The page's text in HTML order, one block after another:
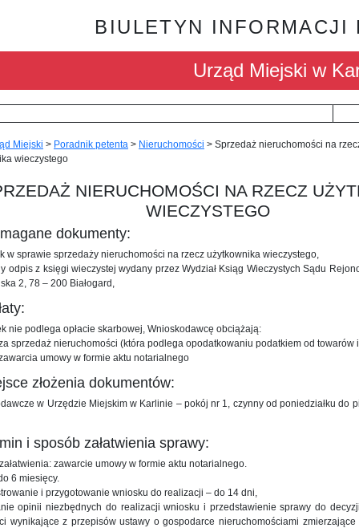
BIULETYN INFORMACJI
Urząd Miejski w
Miejski > Poradnik petenta > Nieruchomości > Sprzedaż nieruchomości na
wieczystego
NIERUCHOMOŚCI NA RZECZ
WIECZYSTEGO
dokumenty:
w sprawie sprzedaży nieruchomości na rzecz użytkownika wieczystego,
odpis z księgi wieczystej wydany przez Wydział Ksiąg Wieczystych Sądu
2, 78 – 200 Białogard,
nie podlega opłacie skarbowej, Wnioskodawcę obciążają:
sprzedaż nieruchomości (która podlega opodatkowaniu podatkiem od towarów i
umowy w formie aktu notarialnego
złożenia dokumentów:
w Urzędzie Miejskim w Karlinie – pokój nr 1, czynny od poniedziałku do
i sposób załatwienia sprawy:
zawarcie umowy w formie aktu notarialnego.
6 miesięcy.
i przygotowanie wniosku do realizacji – do 14 dni,
opinii niezbędnych do realizacji wniosku i przedstawienie sprawy do
wynikające z przepisów ustawy o gospodarce nieruchomościami